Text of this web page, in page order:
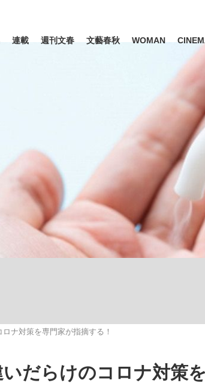
代表監督に... 「最悪の空気のまま
した“NPB聞... 「クマが悪者扱いされ
観る将
連載 週刊文春 文藝春秋 WOMAN
#城彰二 #内田
ナ対策を専門家が指摘する！
だらけのコロナ対策